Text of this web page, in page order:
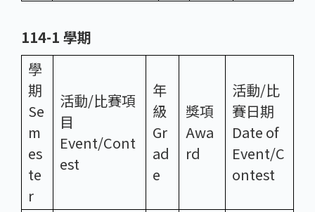
114-1 學期
學
期
Se
m
es
te
r
活動/比賽項
目
Event/Cont
est
年
級
Gr
ad
e
獎項
Awa
rd
活動/比
賽日期
Date of
Event/C
ontest